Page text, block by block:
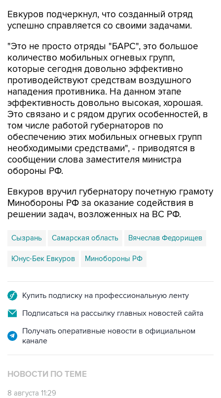
Евкуров подчеркнул, что созданный отряд
успешно справляется со своими задачами.
"Это не просто отряды "БАРС", это большое
количество мобильных огневых групп,
которые сегодня довольно эффективно
противодействуют средствам воздушного
нападения противника. На данном этапе
эффективность довольно высокая, хорошая.
Это связано и с рядом других особенностей, в
том числе работой губернаторов по
обеспечению этих мобильных огневых групп
необходимыми средствами", - приводятся в
сообщении слова заместителя министра
обороны РФ.
Евкуров вручил губернатору почетную грамоту
Минобороны РФ за оказание содействия в
решении задач, возложенных на ВС РФ.
Сызрань Самарская область Вячеслав Федорищев
Юнус-Бек Евкуров Минобороны РФ
Купить подписку на профессиональную ленту
Подписаться на рассылку главных новостей сайта
Получать оперативные новости в официальном
канале
НОВОСТИ ПО ТЕМЕ
8 августа 11:29